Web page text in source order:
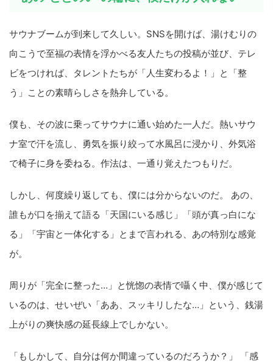
サウナブームが到来して久しい。SNSを開けば、湯けむりの
向こうで至福の表情を浮かべる友人たちの投稿が並び、テレ
ビをつければ、タレントたちが「人生変わるよ！」と「整
う」ことの素晴らしさを熱弁している。
僕も、その波に乗ってサウナに通い始めた一人だ。熱いサウ
ナ室で汗を流し、勇気を振り絞って水風呂に浸かり、外気浴
で椅子に身を委ねる。作法は、一通り覚えたつもりだ。
しかし、何度繰り返しても、僕には分からないのだ。 あの、
誰もが口を揃えて語る「天国にいる感じ」「頭が真っ白にな
る」「宇宙と一体化する」とまで言われる、あの特別な感覚
が。
周りが「完全に整った…」と恍惚の表情で囁く中、僕が感じて
いるのは、せいぜい「ああ、スッキリしたな…」という、銭湯
上がりの爽快感の延長線上でしかない。
「もしかして、自分は何か間違っているのだろうか？」 「感